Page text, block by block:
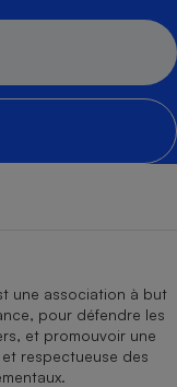
une association à but
pour défendre les
et promouvoir une
respectueuse des